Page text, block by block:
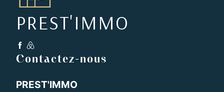
PREST'IMMO
Contactez-nous
PREST'IMMO